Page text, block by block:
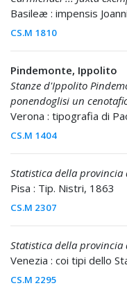
Basileæ : impensis
CS.M 1810
Pindemonte, Ippolito
Stanze d'Ippolito
ponendoglisi un
Verona : tipografia di
CS.M 1404
Statistica della provincia
Pisa : Tip. Nistri, 1863
CS.M 2307
Statistica della provincia
Venezia : coi tipi dello
CS.M 2295